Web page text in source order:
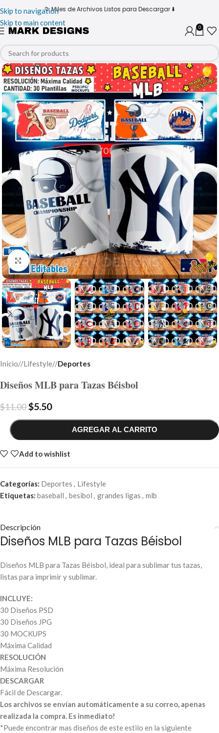
Skip to navigation
Skip to main content
📁 Miles de Archivos Listos para Descargar ⬇️
0
Click to enlarge
Inicio/ Lifestyle/ Deportes
Diseños MLB para Tazas Béisbol
$11.00$5.50
AGREGAR AL CARRITO
Add to wishlist
Categorías: Deportes , Lifestyle
Etiquetas: baseball , besibol , grandes ligas , mlb
Descripción
Diseños MLB para Tazas Béisbol
Diseños MLB para Tazas Béisbol, ideal para sublimar tus tazas,
listas para imprimir y sublimar.
INCLUYE:
30 Diseños PSD
30 Diseños JPG
30 MOCKUPS
Máxima Calidad
RESOLUCIÓN
Máxima Resolución
DESCARGAR
Fácil de Descargar.
Los archivos se envían automáticamente a su correo, apenas
realizada la compra. Es inmediato!
*Puede encontrar mas diseños de este estilo en la siguiente